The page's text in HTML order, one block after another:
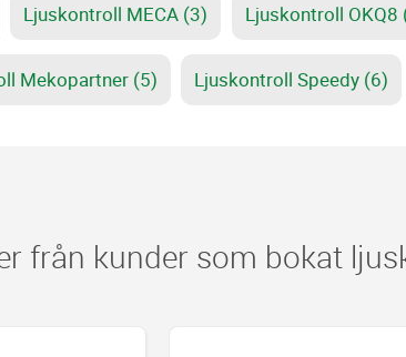
Ljuskontroll MECA (3) Ljuskontroll OKQ8
Mekopartner (5) Ljuskontroll Speedy (6)
från kunder som bokat